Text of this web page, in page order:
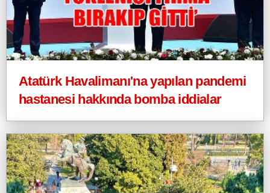
Atatürk Havalimanı'na yapılan pandemi
hastanesi hakkında bomba iddialar